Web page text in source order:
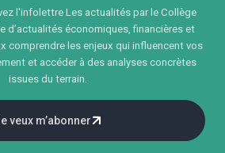
l'infolettre Les actualités par le Collège
d’actualités économiques, financières et
comprendre les enjeux qui influencent vos
et accéder à des analyses concrètes
issues du terrain.
veux m’abonner